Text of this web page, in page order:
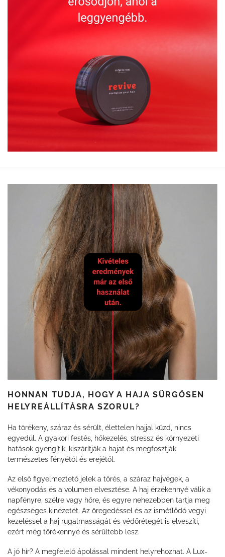
HONNAN TUDJA, HOGY A HAJA SÜRGŐSEN
HELYREÁLLÍTÁSRA SZORUL?
Ha törékeny, száraz és sérült, élettelen hajjal küzd, nincs
egyedül. A gyakori festés, hőkezelés, stressz és környezeti
hatások gyengítik, kiszárítják a hajat és megfosztják
természetes fényétől és erejétől.
Az első figyelmeztető jelek a törés, a száraz hajvégek, a
vékonyodás és a volumen elvesztése. A haj érzékennyé válik a
napfényre, szélre vagy hőre, és egyre nehezebben tartja meg
egészséges kinézetét. Az öregedéssel és az ismétlődő vegyi
kezeléssel a haj rugalmasságát és védőrétegét is elveszíti,
ezért még törékennyé és sérültebb lesz.
A jó hír? A megfelelő ápolással mindent helyrehozhat. A Lux-